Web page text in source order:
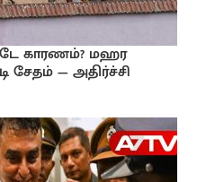
காரணம்? மஹர
சேதம் — அதிர்ச்சி